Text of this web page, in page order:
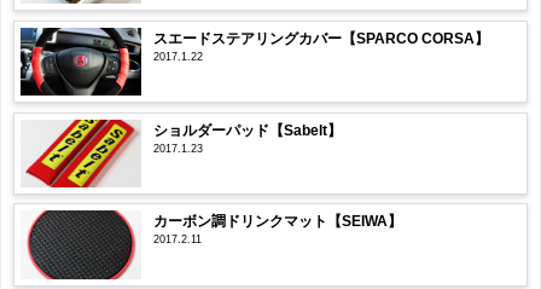
スエードステアリングカバー【SPARCO CORSA】
2017.1.22
ショルダーパッド【Sabelt】
2017.1.23
カーボン調ドリンクマット【SEIWA】
2017.2.11